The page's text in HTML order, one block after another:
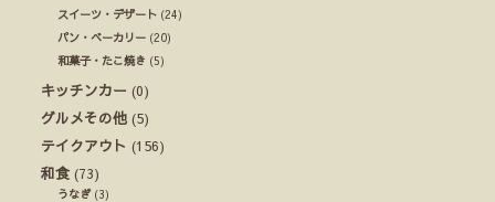
スイーツ・デザート (24)
パン・ベーカリー (20)
和菓子・たこ焼き (5)
キッチンカー (0)
グルメその他 (5)
テイクアウト (156)
和食 (73)
うなぎ(3)